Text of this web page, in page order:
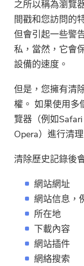
之所以稱為瀏覽
間戳和您訪問的
但會引起一些警
私，當然，它會
設備的速度。
但是，您擁有清
權。 如果使用多
覽器（例如​​
Opera）進行清理
清除歷史記錄後
網站網址
網站信息，
所在地
下載內容
網站插件
網絡搜索